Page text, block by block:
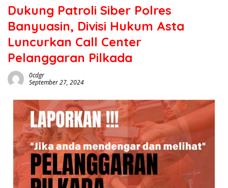
Dukung Patroli Siber Polres
Banyuasin, Divisi Hukum Asta
Luncurkan Call Center
Pelanggaran Pilkada
0cdgr
September 27, 2024